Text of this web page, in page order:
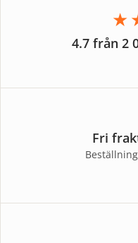
4.7 från 2
Fri